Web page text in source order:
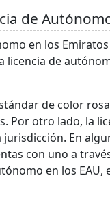
de
en los
de
de color
Por otro lado, la
En
con uno a
en los